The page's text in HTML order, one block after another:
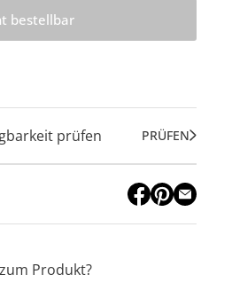
bestellbar
prüfen PRÜFEN
Produkt?